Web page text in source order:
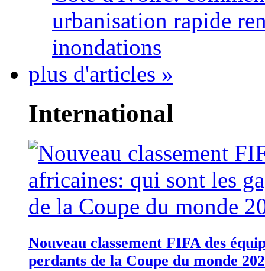
urbanisation rapide
inondations
plus d'articles »
International
Nouveau classement FIFA des
perdants de la Coupe du monde